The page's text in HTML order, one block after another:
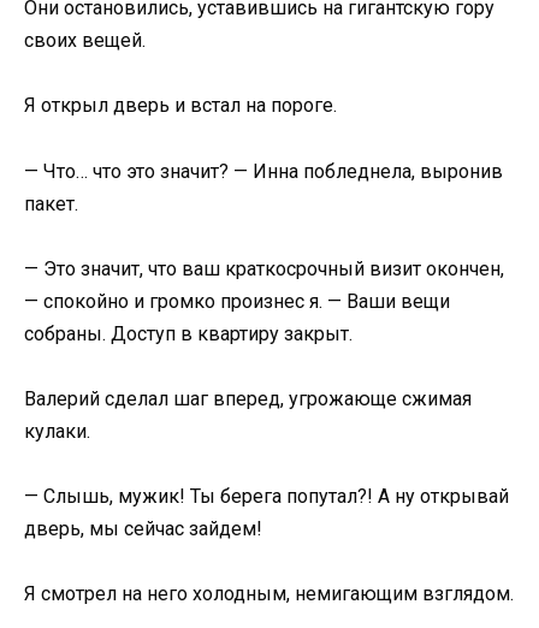
Они остановились, уставившись на гигантскую гору
своих вещей.
Я открыл дверь и встал на пороге.
— Что… что это значит? — Инна побледнела, выронив
пакет.
— Это значит, что ваш краткосрочный визит окончен,
— спокойно и громко произнес я. — Ваши вещи
собраны. Доступ в квартиру закрыт.
Валерий сделал шаг вперед, угрожающе сжимая
кулаки.
— Слышь, мужик! Ты берега попутал?! А ну открывай
дверь, мы сейчас зайдем!
Я смотрел на него холодным, немигающим взглядом.